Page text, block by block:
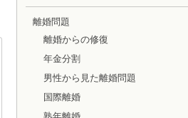
離婚問題
離婚からの修復
年金分割
男性から見た離婚問題
国際離婚